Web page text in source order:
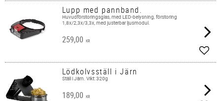
Lupp med pannband.
Huvudförstoringsglas, med LED-belysning, förstoring
1,8x/2,3x/3,3x, med justerbar ljusmodul.
259,00 KR
Lödkolvsställ i Järn
Ställ i Järn. Vikt: 320g
189,00 KR